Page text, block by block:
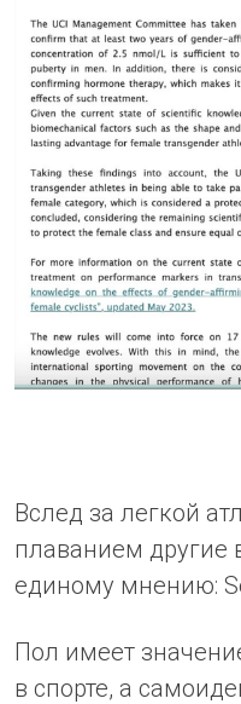
Вслед за легкой
плаванием другие
единому мнению:
Пол имеет
в спорте, а